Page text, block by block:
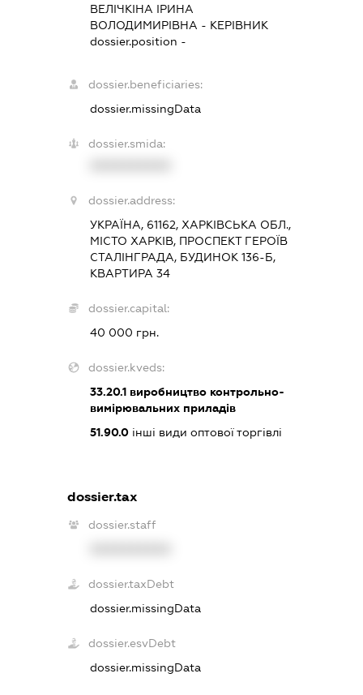
ВЕЛІЧКІНА ІРИНА
ВОЛОДИМИРІВНА - КЕРІВНИК
dossier.position -
dossier.beneficiaries:
dossier.missingData
dossier.smida:
dossier.address:
УКРАЇНА, 61162, ХАРКІВСЬКА ОБЛ.,
МІСТО ХАРКІВ, ПРОСПЕКТ ГЕРОЇВ
СТАЛІНГРАДА, БУДИНОК 136-Б,
КВАРТИРА 34
dossier.capital:
40 000 грн.
dossier.kveds:
33.20.1 виробництво контрольно-
вимірювальних приладів
51.90.0 інші види оптової торгівлі
dossier.tax
dossier.staff
dossier.taxDebt
dossier.missingData
dossier.esvDebt
dossier.missingData